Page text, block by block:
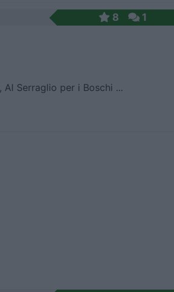
8 1
Serraglio per i Boschi ...